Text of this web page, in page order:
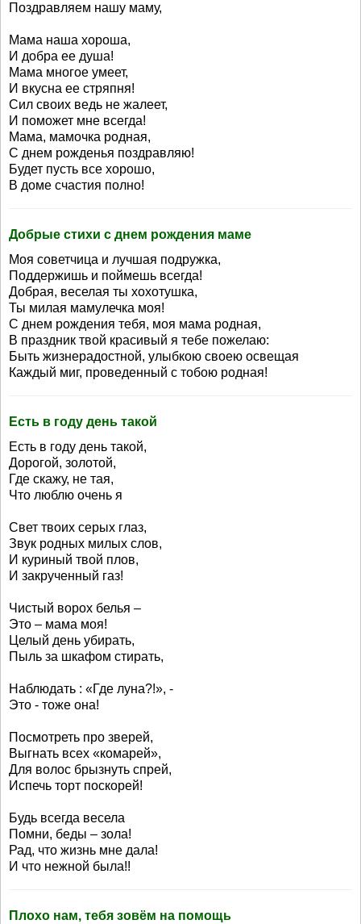
Поздравляем нашу маму,
Мама наша хороша,
И добра ее душа!
Мама многое умеет,
И вкусна ее стряпня!
Сил своих ведь не жалеет,
И поможет мне всегда!
Мама, мамочка родная,
С днем рожденья поздравляю!
Будет пусть все хорошо,
В доме счастия полно!
Добрые стихи с днем рождения маме
Моя советчица и лучшая подружка,
Поддержишь и поймешь всегда!
Добрая, веселая ты хохотушка,
Ты милая мамулечка моя!
С днем рождения тебя, моя мама родная,
В праздник твой красивый я тебе пожелаю:
Быть жизнерадостной, улыбкою своею освещая
Каждый миг, проведенный с тобою родная!
Есть в году день такой
Есть в году день такой,
Дорогой, золотой,
Где скажу, не тая,
Что люблю очень я
Свет твоих серых глаз,
Звук родных милых слов,
И куриный твой плов,
И закрученный газ!
Чистый ворох белья –
Это – мама моя!
Целый день убирать,
Пыль за шкафом стирать,
Наблюдать : «Где луна?!», -
Это - тоже она!
Посмотреть про зверей,
Выгнать всех «комарей»,
Для волос брызнуть спрей,
Испечь торт поскорей!
Будь всегда весела
Помни, беды – зола!
Рад, что жизнь мне дала!
И что нежной была!!
Плохо нам, тебя зовём на помощь